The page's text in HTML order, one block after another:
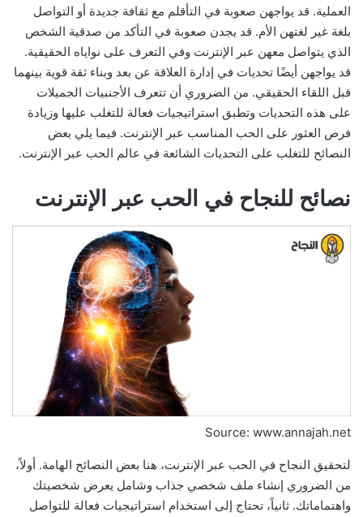
العملية. قد يواجهن صعوبة في التأقلم مع ثقافة جديدة أو التواصل
بلغة غير لغتهن الأم. قد يجدن صعوبة في التأكد من صدقية الشخص
الذي يتواصل معهن عبر الإنترنت وفي التعرف على نواياه الحقيقية.
قد يواجهن أيضًا تحديات في إدارة العلاقة عن بعد وبناء ثقة قوية بينهما
قبل اللقاء الحقيقي. من الضروري أن تتعرف الأجنبيات الجميلات
على هذه التحديات وتطبق استراتيجيات فعالة للتغلب عليها وزيادة
فرص العثور على الحب المناسب عبر الإنترنت. فيما يلي بعض
النصائح للتغلب على التحديات الشائعة في عالم الحب عبر الإنترنت.
نصائح للنجاح في الحب عبر الإنترنت
Source: www.annajah.net
لتحقيق النجاح في الحب عبر الإنترنت، هنا بعض النصائح الهامة. أولاً،
من الضروري إنشاء ملف شخصي جذاب وشامل يعرض شخصيتك
واهتماماتك. ثانياً، تحتاج إلى استخدام استراتيجيات فعالة للتواصل